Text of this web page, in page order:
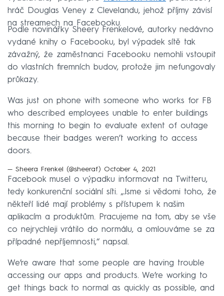
hráč Douglas Veney z Clevelandu, jehož příjmy závisí
na streamech na Facebooku.
Podle novinářky Sheery Frenkelové, autorky nedávno
vydané knihy o Facebooku, byl výpadek sítě tak
závažný, že zaměstnanci Facebooku nemohli vstoupit
do vlastních firemních budov, protože jim nefungovaly
průkazy.
Was just on phone with someone who works for FB
who described employees unable to enter buildings
this morning to begin to evaluate extent of outage
because their badges weren’t working to access
doors.
— Sheera Frenkel (@sheeraf) October 4, 2021
Facebook musel o výpadku informovat na Twitteru,
tedy konkurenční sociální síti. „Jsme si vědomi toho, že
někteří lidé mají problémy s přístupem k našim
aplikacím a produktům. Pracujeme na tom, aby se vše
co nejrychleji vrátilo do normálu, a omlouváme se za
případné nepříjemnosti,“ napsal.
We’re aware that some people are having trouble
accessing our apps and products. We’re working to
get things back to normal as quickly as possible, and